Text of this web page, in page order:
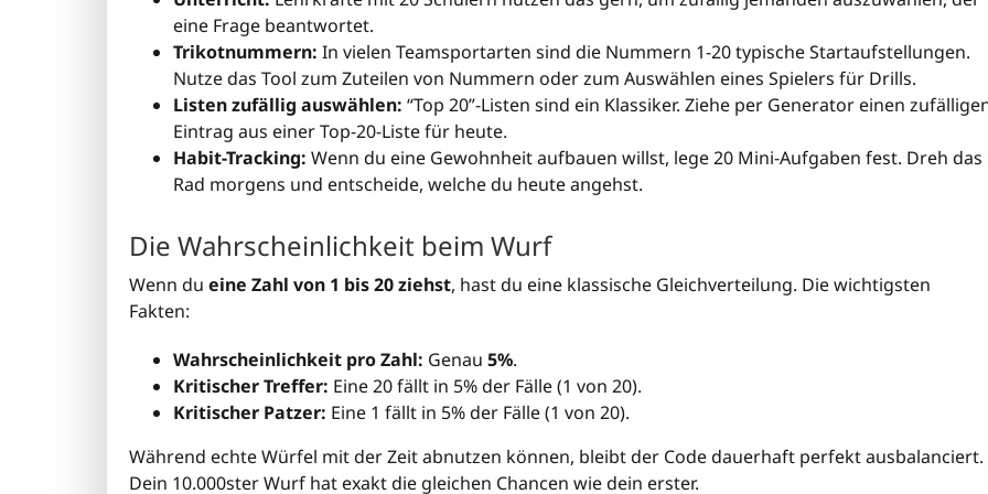
eine Frage beantwortet.
Trikotnummern: In vielen Teamsportarten sind die Nummern 1-20 typische Startaufstellungen.
Nutze das Tool zum Zuteilen von Nummern oder zum Auswählen eines Spielers für Drills.
Listen zufällig auswählen: “Top 20”-Listen sind ein Klassiker. Ziehe per Generator einen
Eintrag aus einer Top-20-Liste für heute.
Habit-Tracking: Wenn du eine Gewohnheit aufbauen willst, lege 20 Mini-Aufgaben fest. Dreh das
Rad morgens und entscheide, welche du heute angehst.
Die Wahrscheinlichkeit beim Wurf
Wenn du eine Zahl von 1 bis 20 ziehst, hast du eine klassische Gleichverteilung. Die wichtigsten
Fakten:
Wahrscheinlichkeit pro Zahl: Genau 5%.
Kritischer Treffer: Eine 20 fällt in 5% der Fälle (1 von 20).
Kritischer Patzer: Eine 1 fällt in 5% der Fälle (1 von 20).
Während echte Würfel mit der Zeit abnutzen können, bleibt der Code dauerhaft perfekt ausbalanciert.
Dein 10.000ster Wurf hat exakt die gleichen Chancen wie dein erster.